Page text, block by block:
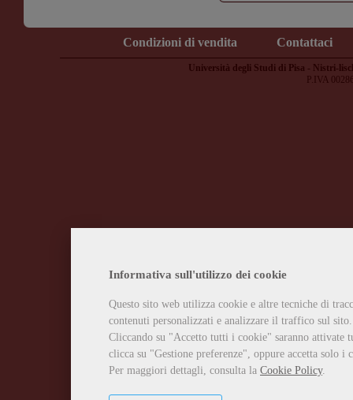
Informativa sull'utilizzo dei cookie
Questo sito web utilizza cookie e altre tecniche di
contenuti personalizzati e analizzare il traffico sul sito.
Cliccando su "Accetto tutti i cookie" saranno attivate
clicca su "Gestione preferenze", oppure accetta solo
Per maggiori dettagli, consulta la Cookie Policy.
Condizioni di vendita Contattaci
Università degli Studi di Pisa - Nistri-
P.IVA